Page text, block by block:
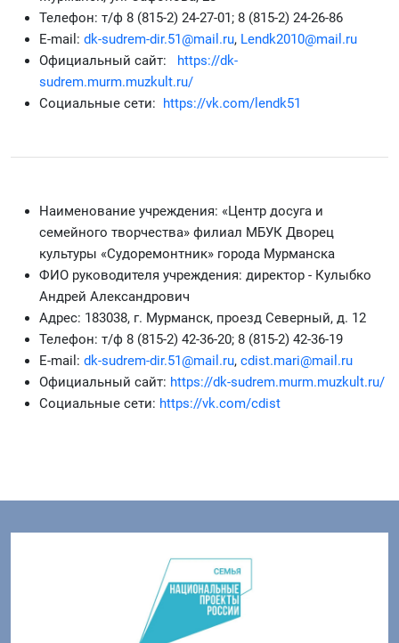
Телефон: т/ф 8 (815-2) 24-27-01; 8 (815-2) 24-26-86
Е-mail: dk-sudrem-dir.51@mail.ru, Lendk2010@mail.ru
Официальный сайт: https://dk-
sudrem.murm.muzkult.ru/
Социальные сети: https://vk.com/lendk51
Наименование учреждения: «Центр досуга и
семейного творчества» филиал МБУК Дворец
культуры «Судоремонтник» города Мурманска
ФИО руководителя учреждения: директор - Кулыбко
Андрей Александрович
Адрес: 183038, г. Мурманск, проезд Северный, д. 12
Телефон: т/ф 8 (815-2) 42-36-20; 8 (815-2) 42-36-19
Е-mail: dk-sudrem-dir.51@mail.ru, cdist.mari@mail.ru
Официальный сайт: https://dk-sudrem.murm.muzkult.ru/
Социальные сети: https://vk.com/cdist